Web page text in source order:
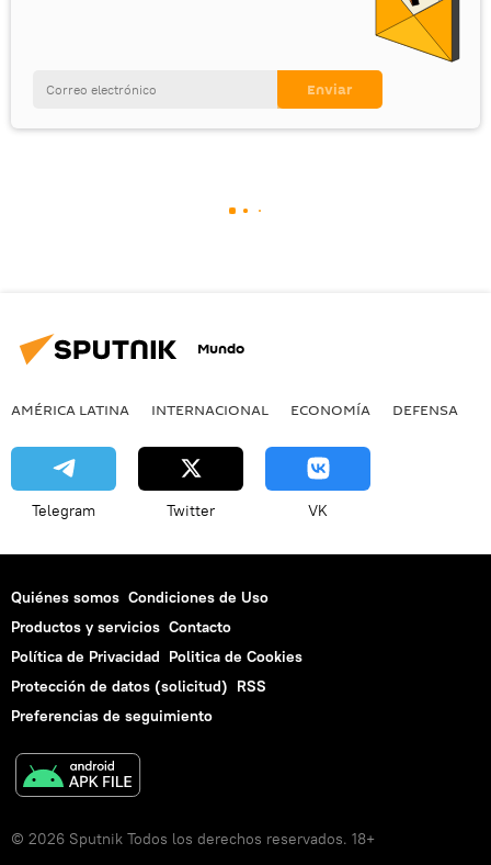
Mundo
AMÉRICA LATINA INTERNACIONAL ECONOMÍA DEFENSA
Telegram Twitter VK
Quiénes somos Condiciones de Uso
Productos y servicios Contacto
Política de Privacidad Politica de Cookies
Protección de datos (solicitud) RSS
Preferencias de seguimiento
© 2026 Sputnik Todos los derechos reservados. 18+